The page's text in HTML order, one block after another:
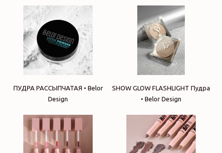
ПУДРА РАССЫПЧАТАЯ • Belor
Design
SHOW GLOW FLASHLIGHT Пудра
• Belor Design